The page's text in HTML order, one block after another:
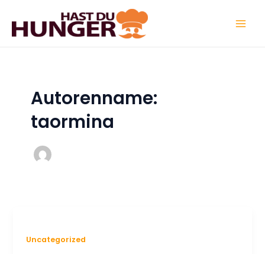
Inhalt
springen
Autorenname:
taormina
Uncategorized